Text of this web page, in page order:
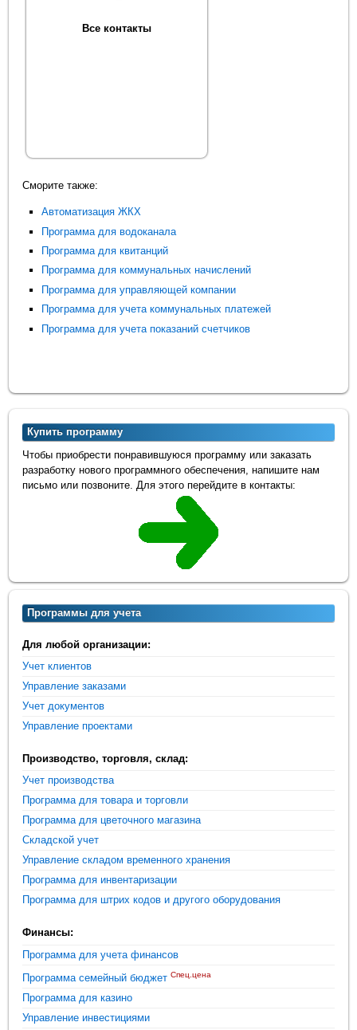
Все контакты
Сморите также:
Автоматизация ЖКХ
Программа для водоканала
Программа для квитанций
Программа для коммунальных начислений
Программа для управляющей компании
Программа для учета коммунальных платежей
Программа для учета показаний счетчиков
Купить программу
Чтобы приобрести понравившуюся программу или заказать
разработку нового программного обеспечения, напишите нам
письмо или позвоните. Для этого перейдите в контакты:
Программы для учета
Для любой организации:
Учет клиентов
Управление заказами
Учет документов
Управление проектами
Производство, торговля, склад:
Учет производства
Программа для товара и торговли
Программа для цветочного магазина
Складской учет
Управление складом временного хранения
Программа для инвентаризации
Программа для штрих кодов и другого оборудования
Финансы:
Программа для учета финансов
Программа семейный бюджет Спец.цена
Программа для казино
Управление инвестициями